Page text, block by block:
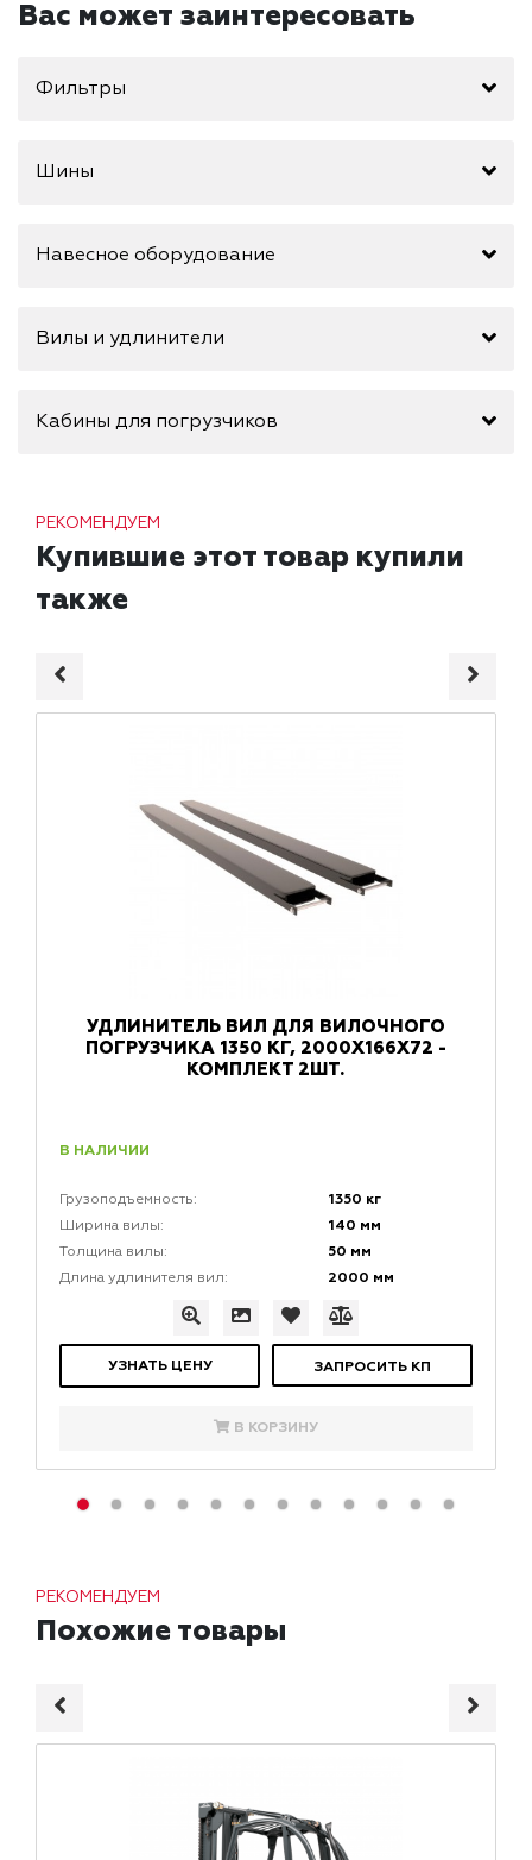
Вас может заинтересовать
Фильтры
Шины
Навесное оборудование
Вилы и удлинители
Кабины для погрузчиков
РЕКОМЕНДУЕМ
Купившие этот товар купили
также
УДЛИНИТЕЛЬ ВИЛ ДЛЯ ВИЛОЧНОГО
ПОГРУЗЧИКА 1350 КГ, 2000X166X72 -
КОМПЛЕКТ 2ШТ.
В НАЛИЧИИ
Грузоподъемность: 1350 кг
Ширина вилы: 140 мм
Толщина вилы: 50 мм
Длина удлинителя вил: 2000 мм
УЗНАТЬ ЦЕНУ ЗАПРОСИТЬ КП
В КОРЗИНУ
РЕКОМЕНДУЕМ
Похожие товары